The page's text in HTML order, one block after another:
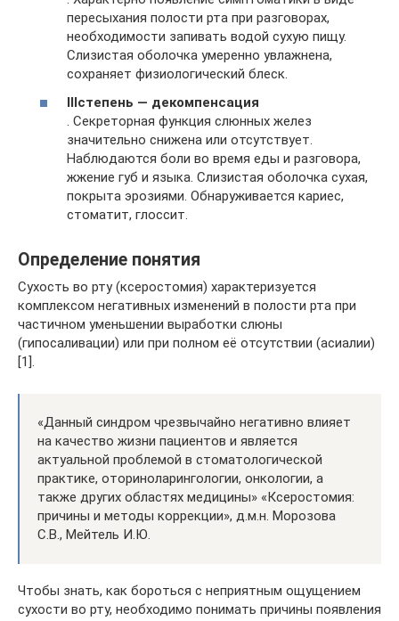
пересыхания полости рта при разговорах,
необходимости запивать водой сухую пищу.
Слизистая оболочка умеренно увлажнена,
сохраняет физиологический блеск.
IIIстепень — декомпенсация
. Секреторная функция слюнных желез
значительно снижена или отсутствует.
Наблюдаются боли во время еды и разговора,
жжение губ и языка. Слизистая оболочка сухая,
покрыта эрозиями. Обнаруживается кариес,
стоматит, глоссит.
Определение понятия
Сухость во рту (ксеростомия) характеризуется
комплексом негативных изменений в полости рта при
частичном уменьшении выработки слюны
(гипосаливации) или при полном её отсутствии (асиалии)
[1].
«Данный синдром чрезвычайно негативно влияет
на качество жизни пациентов и является
актуальной проблемой в стоматологической
практике, оториноларингологии, онкологии, а
также других областях медицины» «Ксеростомия:
причины и методы коррекции», д.м.н. Морозова
С.В., Мейтель И.Ю.
Чтобы знать, как бороться с неприятным ощущением
сухости во рту, необходимо понимать причины появления